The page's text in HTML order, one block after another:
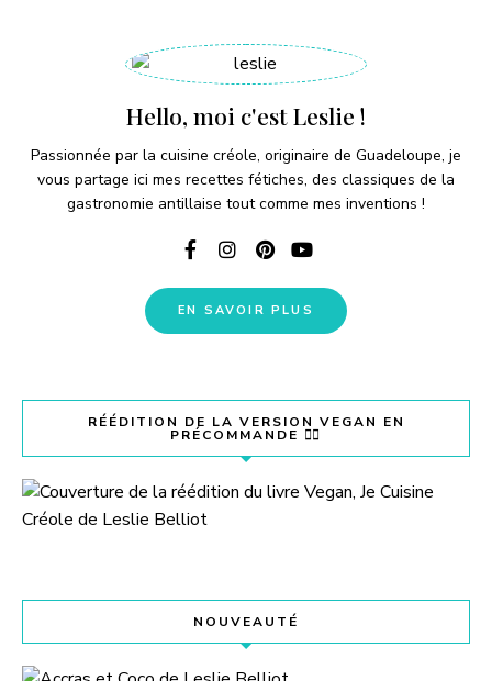
Hello, moi c'est Leslie !
Passionnée par la cuisine créole, originaire de Guadeloupe, je
vous partage ici mes recettes fétiches, des classiques de la
gastronomie antillaise tout comme mes inventions !
EN SAVOIR PLUS
RÉÉDITION DE LA VERSION VEGAN EN
PRÉCOMMANDE 👇🏽
NOUVEAUTÉ